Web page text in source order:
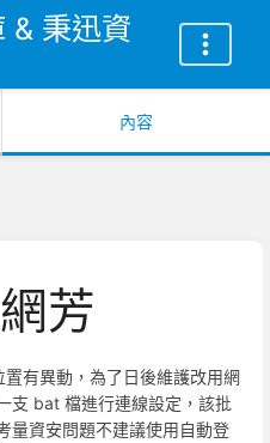
& 秉迅資
內容
芳
有異動，為了日後維護改用網
支 bat 檔進行連線設定，該批
量資安問題不建議使用自動登